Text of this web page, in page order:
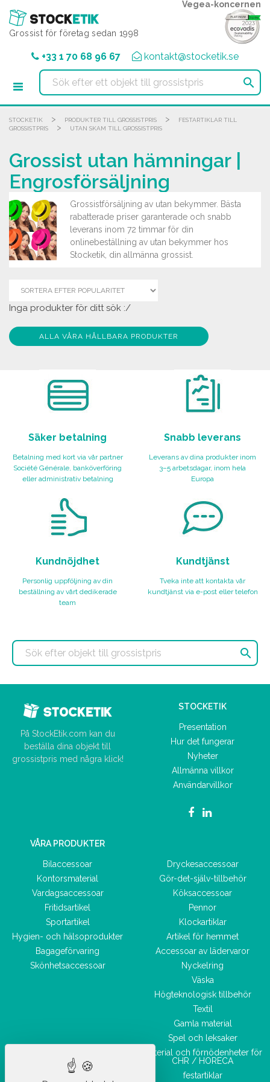
Grossist för företag sedan 1998
Vegea-koncernen
+33 1 70 68 96 67 kontakt@stocketik.se

STOCKETIK > PRODUKTER TILL GROSSISTPRIS >
FESTARTIKLAR TILL
GROSSISTPRIS
> UTAN SKAM TILL GROSSISTPRIS
Grossist utan hämningar |
Engrosförsäljning
Grossistförsäljning av utan bekymmer. Bästa
rabatterade priser garanterade och snabb
leverans inom 72 timmar för din
onlinebeställning av utan bekymmer hos
Stocketik, din allmänna grossist.
Inga produkter för ditt sök :/
ALLA VÅRA HÅLLBARA PRODUKTER
Säker betalning
Betalning med kort via vår partner
Société Générale, banköverföring
eller administrativ betalning
Snabb leverans
Leverans av dina produkter inom
3–5 arbetsdagar, inom hela
Europa
Kundnöjdhet
Personlig uppföljning av din
beställning av vårt dedikerade
team
Kundtjänst
Tveka inte att kontakta vår
kundtjänst via e-post eller telefon

På StockEtik.com kan du
beställa dina objekt till
grossistpris med några klick!
STOCKETIK
Presentation
Hur det fungerar
Nyheter
Allmänna villkor
Användarvillkor
VÅRA PRODUKTER
Bilaccessoar
Kontorsmaterial
Vardagsaccessoar
Fritidsartikel
Sportartikel
Hygien- och hälsoprodukter
Bagageförvaring
Skönhetsaccessoar
Dryckesaccessoar
Gör-det-själv-tillbehör
Köksaccessoar
Pennor
Klockartiklar
Artikel för hemmet
Accessoar av lädervaror
Nyckelring
Väska
Högteknologisk tillbehör
Textil
Gamla material
Spel och leksaker
Material och förnödenheter för
CHR / HORECA
festartiklar